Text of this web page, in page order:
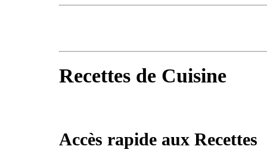
Recettes de Cuisine
Accès rapide aux Recettes